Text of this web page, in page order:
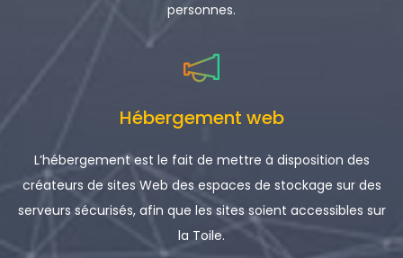
personnes.
Hébergement web
L’hébergement est le fait de mettre à disposition des
créateurs de sites Web des espaces de stockage sur des
serveurs sécurisés, afin que les sites soient accessibles sur
la Toile.